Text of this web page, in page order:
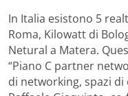
In Italia esistono 5
Roma, Kilowatt di
Netural a Matera.
“Piano C partner
di networking, spazi di